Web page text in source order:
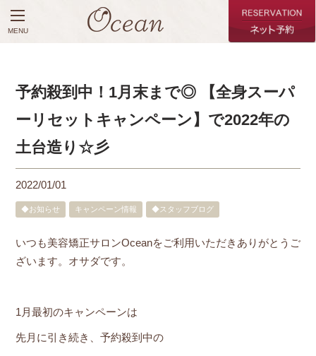
MENU
予約殺到中！1月末まで◎ 【全身スーパ
ーリセットキャンペーン】で2022年の
土台造り☆彡
2022/01/01
◆お知らせ キャンペーン情報 ◆スタッフブログ
いつも美容矯正サロンOceanをご利用いただきありがとうご
ざいます。オサダです。
1月最初のキャンペーンは
先月に引き続き、予約殺到中の